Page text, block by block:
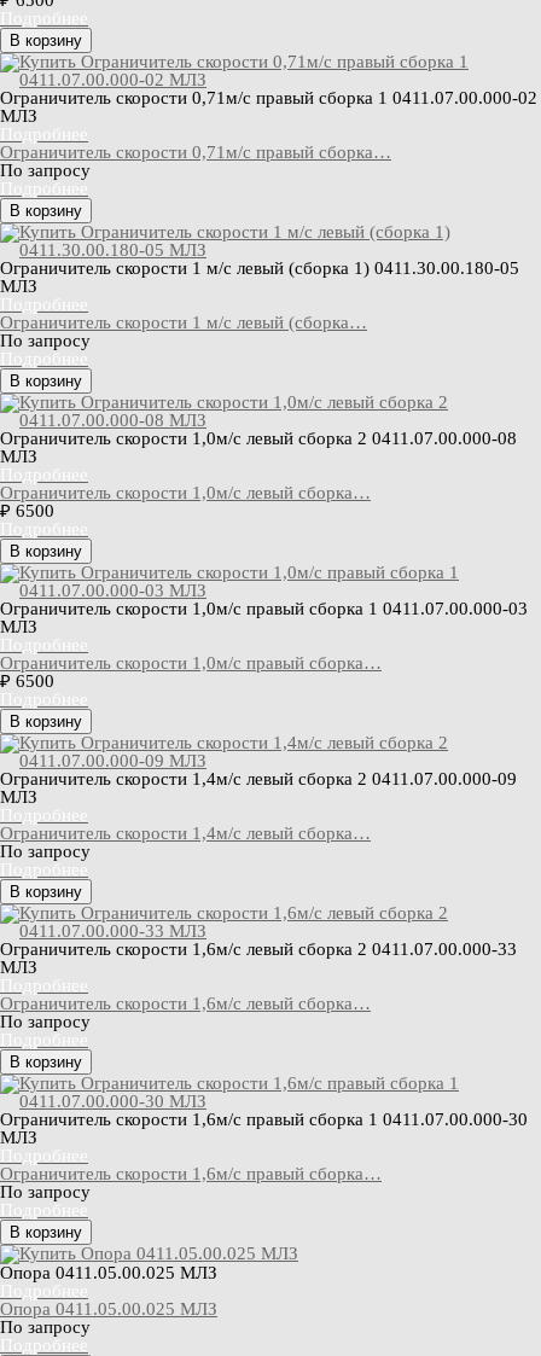
Подробнее
В корзину
Ограничитель скорости 0,71м/с правый сборка 1 0411.07.00.000-02
МЛЗ
Подробнее
Ограничитель скорости 0,71м/с правый сборка…
По запросу
Подробнее
В корзину
Ограничитель скорости 1 м/с левый (сборка 1) 0411.30.00.180-05
МЛЗ
Подробнее
Ограничитель скорости 1 м/с левый (сборка…
По запросу
Подробнее
В корзину
Ограничитель скорости 1,0м/с левый сборка 2 0411.07.00.000-08
МЛЗ
Подробнее
Ограничитель скорости 1,0м/с левый сборка…
₽ 6500
Подробнее
В корзину
Ограничитель скорости 1,0м/с правый сборка 1 0411.07.00.000-03
МЛЗ
Подробнее
Ограничитель скорости 1,0м/с правый сборка…
₽ 6500
Подробнее
В корзину
Ограничитель скорости 1,4м/с левый сборка 2 0411.07.00.000-09
МЛЗ
Подробнее
Ограничитель скорости 1,4м/с левый сборка…
По запросу
Подробнее
В корзину
Ограничитель скорости 1,6м/с левый сборка 2 0411.07.00.000-33
МЛЗ
Подробнее
Ограничитель скорости 1,6м/с левый сборка…
По запросу
Подробнее
В корзину
Ограничитель скорости 1,6м/с правый сборка 1 0411.07.00.000-30
МЛЗ
Подробнее
Ограничитель скорости 1,6м/с правый сборка…
По запросу
Подробнее
В корзину
Опора 0411.05.00.025 МЛЗ
Подробнее
Опора 0411.05.00.025 МЛЗ
По запросу
Подробнее